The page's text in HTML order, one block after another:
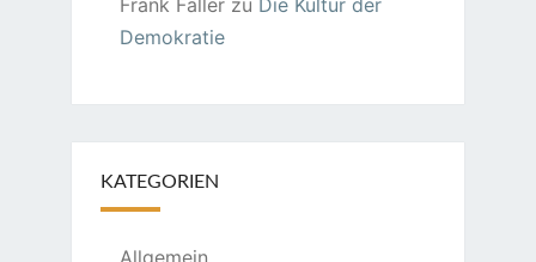
Frank Fällerzu Die Kultur der
Demokratie
KATEGORIEN